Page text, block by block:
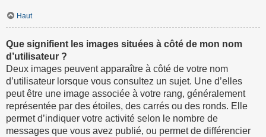
Haut
Que signifient les images situées à côté de mon nom
d’utilisateur ?
Deux images peuvent apparaître à côté de votre nom
d’utilisateur lorsque vous consultez un sujet. Une d’elles
peut être une image associée à votre rang, généralement
représentée par des étoiles, des carrés ou des ronds. Elle
permet d’indiquer votre activité selon le nombre de
messages que vous avez publié, ou permet de différencier